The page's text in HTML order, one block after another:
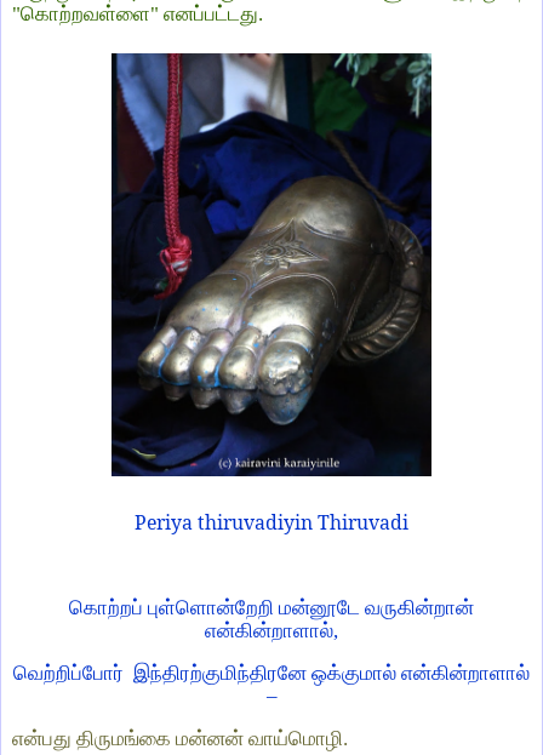
"கொற்றவள்ளை" எனப்பட்டது.
Periya thiruvadiyin Thiruvadi
கொற்றப் புள்ளொன்றேறி மன்னூடே வருகின்றான்
என்கின்றாளால்,
வெற்றிப்போர் இந்திரற்குமிந்திரனே ஒக்குமால் என்கின்றாளால்
–
என்பது திருமங்கை மன்னன் வாய்மொழி.